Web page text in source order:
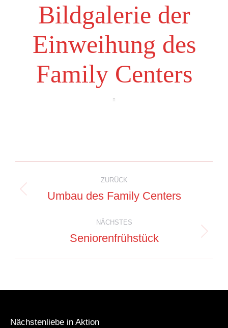
Bildgalerie der
Einweihung des
Family Centers
Album-
Navigation
ZURÜCK
Vorheriges
Umbau des Family Centers
NÄCHSTES
Nächstes
Seniorenfrühstück
Nächstenliebe in Aktion